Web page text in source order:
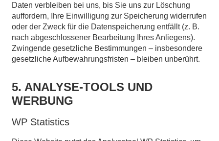
Daten verbleiben bei uns, bis Sie uns zur Löschung
auffordern, Ihre Einwilligung zur Speicherung widerrufen
oder der Zweck für die Datenspeicherung entfällt (z. B.
nach abgeschlossener Bearbeitung Ihres Anliegens).
Zwingende gesetzliche Bestimmungen – insbesondere
gesetzliche Aufbewahrungsfristen – bleiben unberührt.
5. ANALYSE-TOOLS UND
WERBUNG
WP Statistics